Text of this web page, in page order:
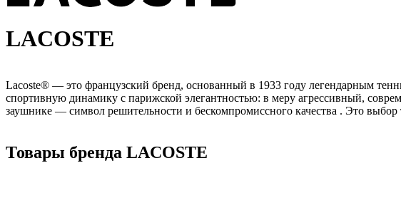
LACOSTE
Lacoste® — это французский бренд, основанный в 1933 году легендарным
спортивную динамику с парижской элегантностью: в меру агрессивный,
заушнике — символ решительности и бескомпромиссного качества . Это выбор
Товары бренда LACOSTE